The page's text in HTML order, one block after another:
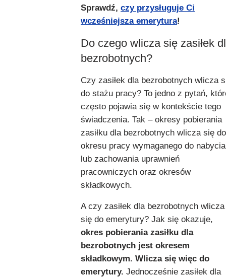
Sprawdź, czy przysługuje Ci
wcześniejsza emerytura!
Do czego wlicza się zasiłek
bezrobotnych?
Czy zasiłek dla bezrobotnych wlicza
do stażu pracy? To jedno z pytań,
często pojawia się w kontekście tego
świadczenia. Tak – okresy pobierania
zasiłku dla bezrobotnych wlicza się do
okresu pracy wymaganego do nabycia
lub zachowania uprawnień
pracowniczych oraz okresów
składkowych.
A czy zasiłek dla bezrobotnych wlicza
się do emerytury? Jak się okazuje,
okres pobierania zasiłku dla
bezrobotnych jest okresem
składkowym. Wlicza się więc do
emerytury. Jednocześnie zasiłek dla